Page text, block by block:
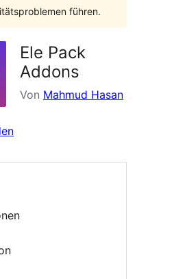
führen.
Ele Pack
Addons
Von Mahmud Hasan